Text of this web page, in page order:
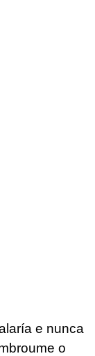
e nunca
o